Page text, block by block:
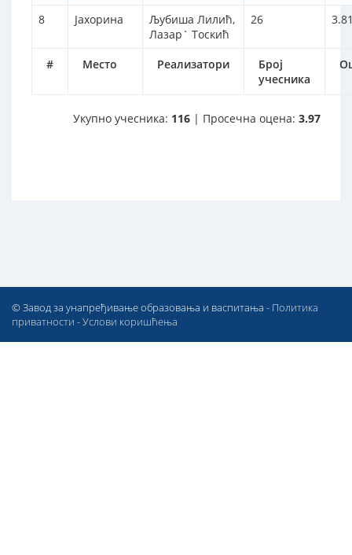
# Место Реализатори
Број
учесника
8 Јахорина
Љубиша Лилић,
Лазар` Тоскић
26
Укупно учесника: 116 | Просечна оцена: 3.97
© Завод за унапређивање образовања и васпитања - Политика
приватности -Услови коришћења